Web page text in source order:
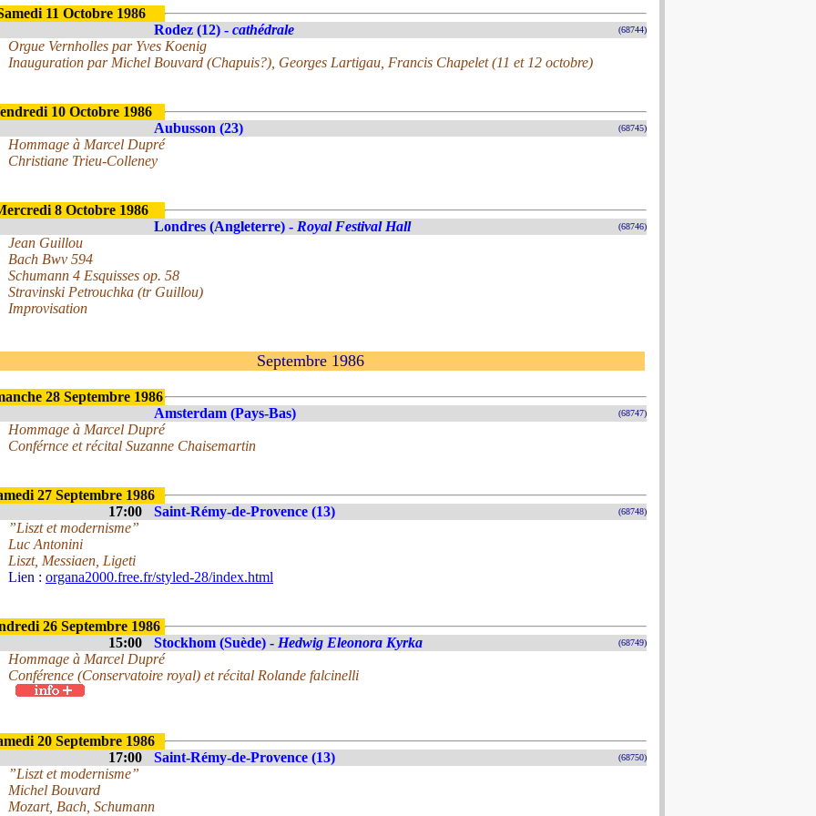
11 Octobre 1986
Rodez (12) - cathédrale (68744)
Orgue Vernholles par Yves Koenig
Inauguration par Michel Bouvard (Chapuis?), Georges Lartigau, Francis Chapelet (11 et 12 octobre)
10 Octobre 1986
Aubusson (23)
(68745)
Hommage à Marcel Dupré
Christiane Trieu-Colleney
8 Octobre 1986
Londres (Angleterre) - Royal Festival Hall (68746)
Jean Guillou
Bach Bwv 594
Schumann 4 Esquisses op. 58
Stravinski Petrouchka (tr Guillou)
Improvisation
Septembre 1986
28 Septembre 1986
Amsterdam (Pays-Bas)
(68747)
Hommage à Marcel Dupré
Conférnce et récital Suzanne Chaisemartin
27 Septembre 1986
17:00
Saint-Rémy-de-Provence (13) (68748)
”Liszt et modernisme”
Luc Antonini
Liszt, Messiaen, Ligeti
Lien : organa2000.free.fr/styled-28/index.html
26 Septembre 1986
15:00
Stockhom (Suède) - Hedwig Eleonora Kyrka (68749)
Hommage à Marcel Dupré
Conférence (Conservatoire royal) et récital Rolande falcinelli
20 Septembre 1986
17:00
Saint-Rémy-de-Provence (13) (68750)
”Liszt et modernisme”
Michel Bouvard
Mozart, Bach, Schumann